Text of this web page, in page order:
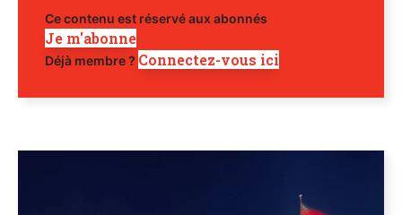
Ce contenu est réservé aux abonnés
Je m'abonne
Déjà membre ? Connectez-vous ici